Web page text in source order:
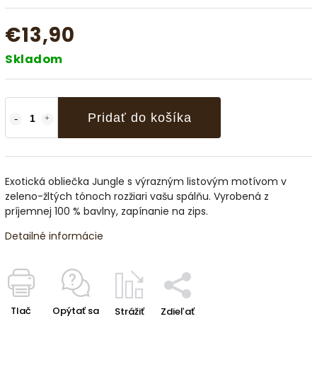
€13,90
Skladom
Pridať do košíka
Exotická obliečka Jungle s výrazným listovým motívom v
zeleno-žltých tónoch rozžiari vašu spálňu. Vyrobená z
príjemnej 100 % bavlny, zapínanie na zips.
Detailné informácie
Tlač Opýtať sa Strážiť Zdieľať